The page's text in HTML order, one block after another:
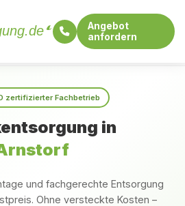
Angebot
anfordern
zertifizierter Fachbetrieb
in
und fachgerechte Entsorgung
Ohne versteckte Kosten –